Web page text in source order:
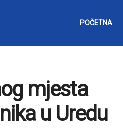
POČETNA
mjesta
u Uredu